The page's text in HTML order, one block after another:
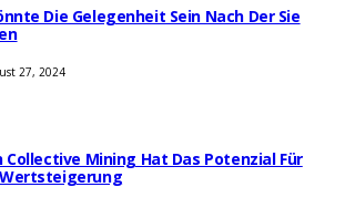
Die Gelegenheit Sein Nach Der Sie
27, 2024
Collective Mining Hat Das Potenzial Für
Wertsteigerung